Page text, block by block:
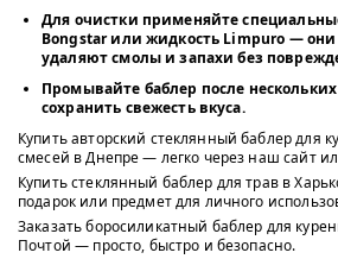
Для очистки применяйте
Bongstarили жидкость Limpuro — они
удаляют смолы и запахи без
Промывайте баблер после
сохранить свежесть вкуса.
Купить авторский стеклянный баблер для
смесей в Днепре — легко через наш сайт
Купить стеклянный баблер для трав в
подарок или предмет для личного
Заказать боросиликатный баблер для
Почтой — просто, быстро и безопасно.